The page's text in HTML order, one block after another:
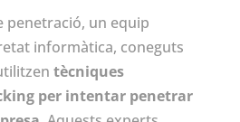
penetració, un equip
informàtica, coneguts
tècniques
per intentar penetrar